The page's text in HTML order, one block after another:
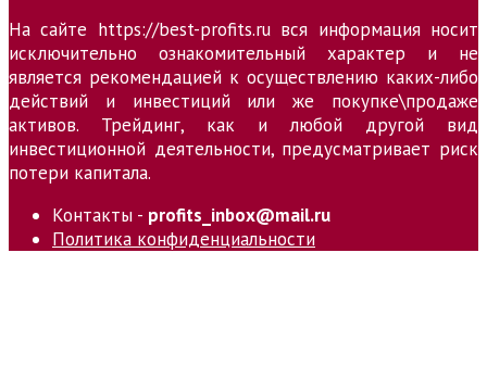
На сайте https://best-profits.ru вся информация носит
исключительно ознакомительный характер и не
является рекомендацией к осуществлению каких-либо
действий и инвестиций или же покупке\продаже
активов. Трейдинг, как и любой другой вид
инвестиционной деятельности, предусматривает риск
потери капитала.
Контакты - profits_inbox@mail.ru
Политика конфиденциальности